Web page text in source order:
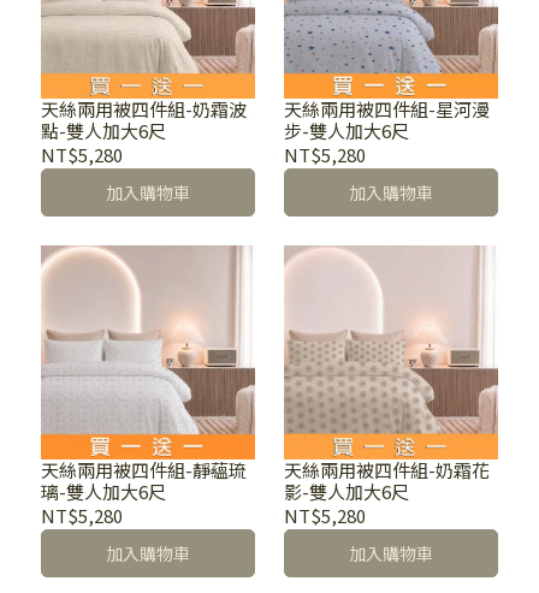
天絲兩用被四件組-奶霜波
點-雙人加大6尺
NT$5,280
加入購物車
天絲兩用被四件組-星河漫
步-雙人加大6尺
NT$5,280
加入購物車
天絲兩用被四件組-靜蘊琉
璃-雙人加大6尺
NT$5,280
加入購物車
天絲兩用被四件組-奶霜花
影-雙人加大6尺
NT$5,280
加入購物車